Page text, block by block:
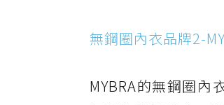
無鋼圈內衣品牌2-
MYBRA的無鋼圈